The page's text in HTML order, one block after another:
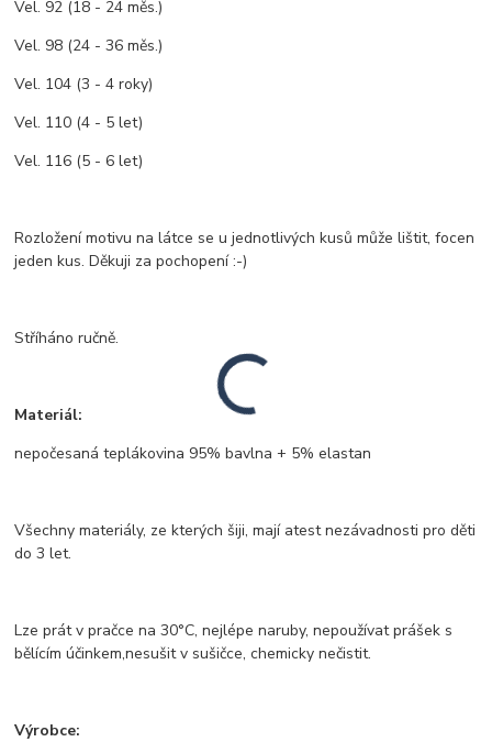
Vel. 92 (18 - 24 měs.)
Vel. 98 (24 - 36 měs.)
Vel. 104 (3 - 4 roky)
Vel. 110 (4 - 5 let)
Vel. 116 (5 - 6 let)
Rozložení motivu na látce se u jednotlivých kusů může lištit, focen
jeden kus. Děkuji za pochopení :-)
Stříháno ručně.
Materiál:
nepočesaná teplákovina 95% bavlna + 5% elastan
Všechny materiály, ze kterých šiji, mají atest nezávadnosti pro děti
do 3 let.
Lze prát v pračce na 30°C, nejlépe naruby, nepoužívat prášek s
bělícím účinkem,nesušit v sušičce, chemicky nečistit.
Výrobce: